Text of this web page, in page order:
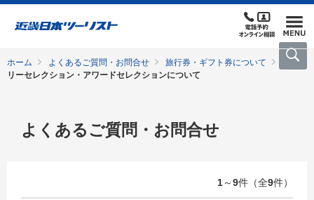
ホーム よくあるご質問・お問合せ 旅行券・ギフト券について
フ
リーセレクション・アワードセレクションについて
よくあるご質問・お問合せ
1～9件（全9件）